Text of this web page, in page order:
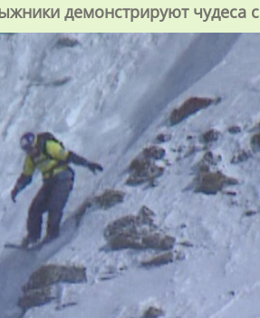
демонстрируют чудеса